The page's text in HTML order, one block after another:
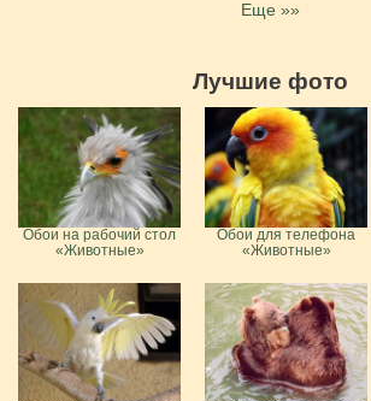
Еще »»
Лучшие фото
Обои на рабочий стол
«Животные»
Обои для телефона
«Животные»